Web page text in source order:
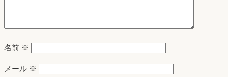
名前 ※
メール ※